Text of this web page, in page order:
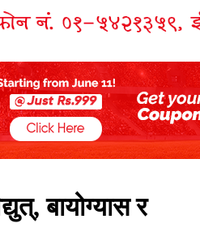
बायोग्यास र